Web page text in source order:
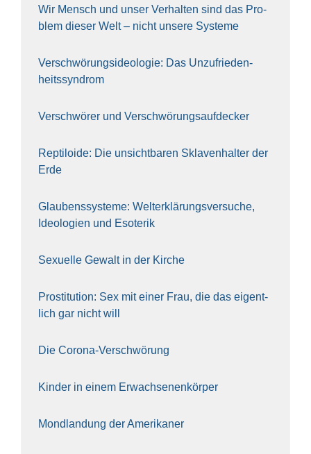
Wir Mensch und unser Ver­hal­ten sind das Pro­
blem die­ser Welt – nicht unse­re Sys‍te‍me
Ver­schwö­rungs­ideo­lo­gie: Das Unzufrieden­
heitssyndrom
Ver­schwö­rer und Verschwörungs­aufdecker
Rep­ti­lo­ide: Die unsicht­ba­ren Skla­ven­hal­ter der
Erde
Glau­bens­sys­te­me: Welt­erklä­rungs­ver­su­che,
Ideo­lo­gien und Eso­te­rik
Sexu­el­le Gewalt in der Kir­che
Pro­sti­tu­ti­on: Sex mit einer Frau, die das eigent­
lich gar nicht will
Die Coro­na-Ver­schwö­rung
Kin­der in einem Erwach­se­nen­kör­per
Mond­lan­dung der Ame­ri­ka­ner